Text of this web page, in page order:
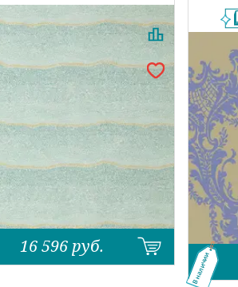
16 596руб.
В наличии